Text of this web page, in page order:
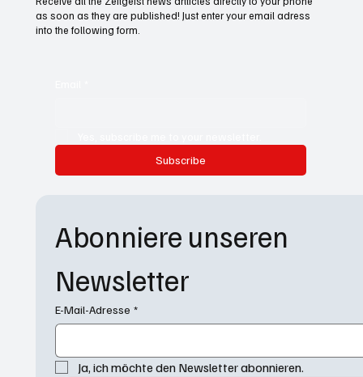
Subscribe
as soon as they are published! Just enter your email adress
into the following form.
Abonniere unseren
Newsletter
E-Mail-Adresse *
Ja, ich möchte den Newsletter abonnieren.